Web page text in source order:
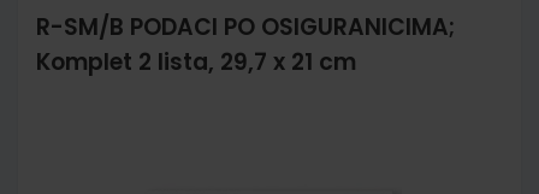
R-SM/B PODACI PO OSIGURANICIMA;
Komplet 2 lista, 29,7 x 21 cm